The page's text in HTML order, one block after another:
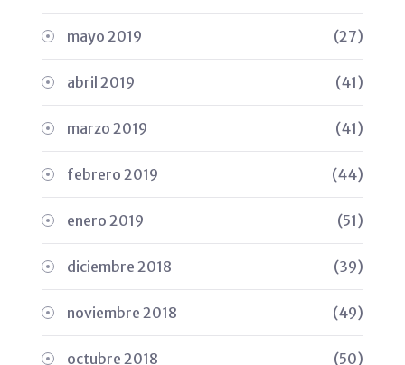
mayo 2019 (27)
abril 2019 (41)
marzo 2019 (41)
febrero 2019 (44)
enero 2019 (51)
diciembre 2018 (39)
noviembre 2018 (49)
octubre 2018 (50)